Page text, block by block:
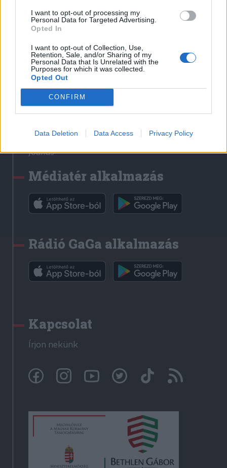
I want to opt-out of processing my
Personal Data for Targeted Advertising.
Opted In
I want to opt-out of Collection, Use,
Retention, Sale, and/or Sharing of my
Personal Data that Is Unrelated with the
Purposes for which it was collected.
Opted Out
CONFIRM
Data Deletion Data Access Privacy Policy
Médiatér
Liget
Krónika
Bihari Napló
Erdélyi Napló
Főtér
Rádió GaGa
Jóállás
Médiatér alkalmazás
Rádió GaGa alkalmazás
Kapcsolat
Írjon nekünk